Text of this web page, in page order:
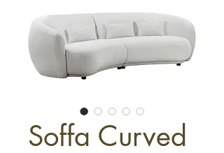
Soffa Curved